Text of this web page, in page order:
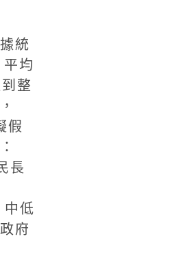
統
均
整
假
長
低
府